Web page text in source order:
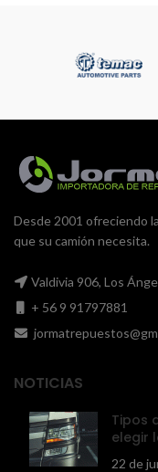
Desde 2001 ofreciendo
que su camión necesita.
Valdivia 906, Los
+ 56 9 91797881
NOTICIAS
Tipos
elegir
22 de